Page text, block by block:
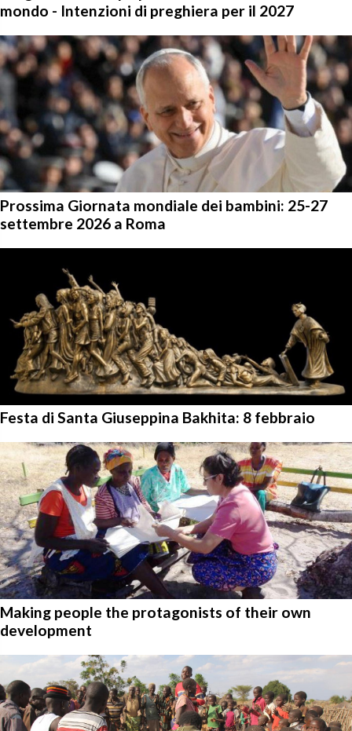
mondo - Intenzioni di preghiera per il 2027
Prossima Giornata mondiale dei bambini: 25-27
settembre 2026 a Roma
Festa di Santa Giuseppina Bakhita: 8 febbraio
Making people the protagonists of their own
development